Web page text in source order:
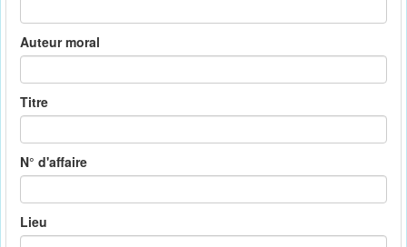
Auteur moral
Titre
N° d'affaire
Lieu